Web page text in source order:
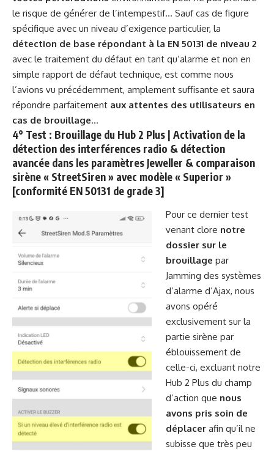
le risque de générer de l’intempestif… Sauf cas de figure
spécifique avec un niveau d’exigence particulier, la
détection de base répondant à la EN 50131 de niveau 2
avec le traitement du défaut en tant qu’alarme et non en
simple rapport de défaut technique, est comme nous
l’avions vu précédemment, amplement suffisante et saura
répondre parfaitement aux attentes des utilisateurs en
cas de brouillage…
4° Test : Brouillage du Hub 2 Plus | Activation de la
détection des interférences radio & détection
avancée dans les paramètres Jeweller & comparaison
sirène « StreetSiren » avec modèle « Superior »
[conformité EN 50131 de grade 3]
Pour ce dernier test
venant clore notre
dossier sur le
brouillage par
Jamming des systèmes
d’alarme d’Ajax, nous
avons opéré
exclusivement sur la
partie sirène par
éblouissement de
celle-ci, excluant notre
Hub 2 Plus du champ
d’action que nous
avons pris soin de
déplacerafin qu’il ne
subisse que très peu